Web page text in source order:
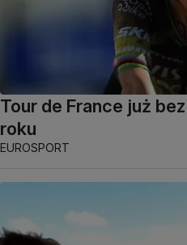
Tour de France już
roku
EUROSPORT